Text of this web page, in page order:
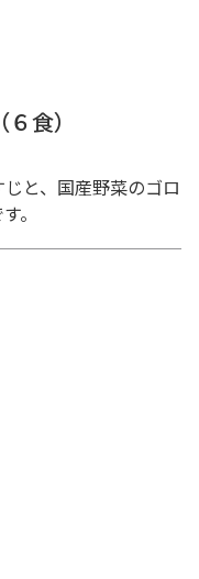
食）
と、国産野菜のゴロ
。